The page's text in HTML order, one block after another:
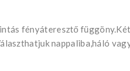
fényáteresztő
nappaliba,háló